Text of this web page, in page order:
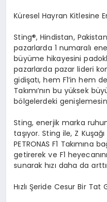
Küresel Hayran Kitlesine
Sting®, Hindistan,
pazarlarda 1 numaralı
büyüme hikayesini
pazarlarda pazar lideri
gidişatı, hem F1’in hem
Takımı’nın bu yüksek
bölgelerdeki
Sting, enerjik marka
taşıyor. Sting ile, Z
PETRONAS F1 Takımına
getirerek ve F1
sunarak hızı daha da
Hızlı Şeride Cesur Bir Tat